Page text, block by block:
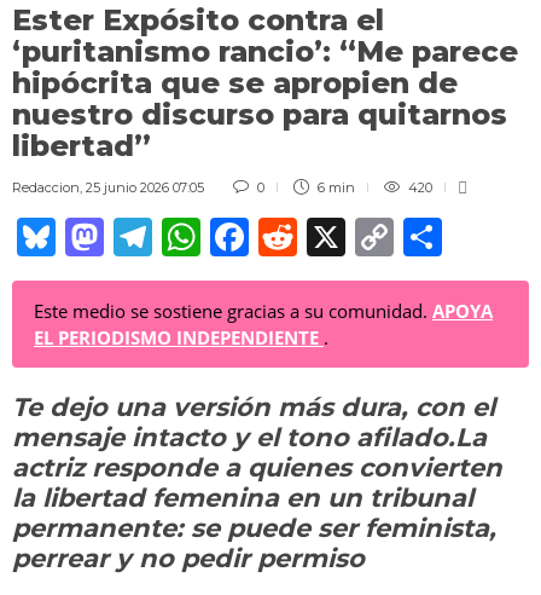
Ester Expósito contra el
‘puritanismo rancio’: “Me parece
hipócrita que se apropien de
nuestro discurso para quitarnos
libertad”
Redaccion 25 junio 2026 07:05 0 6 min 420
Bl
u
e
sk
y
M
a
st
o
d
o
n
T
el
e
gr
a
m
W
h
at
s
A
p
p
F
a
c
e
b
o
o
k
R
e
d
di
t
X C
o
p
Li
n
k
o
m
ar
tir
Este medio se sostiene gracias a su comunidad. APOYA
EL PERIODISMO INDEPENDIENTE .
Te dejo una versión más dura, con el
mensaje intacto y el tono afilado.La
actriz responde a quienes convierten
la libertad femenina en un tribunal
permanente: se puede ser feminista,
perrear y no pedir permiso